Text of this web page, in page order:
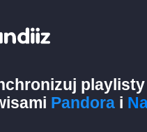
Pandora i